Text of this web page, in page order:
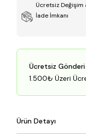
Ücretsiz Değişim
İade İmkanı
Ücretsiz Gönderi
1.500₺ Üzeri
Ürün Detayı